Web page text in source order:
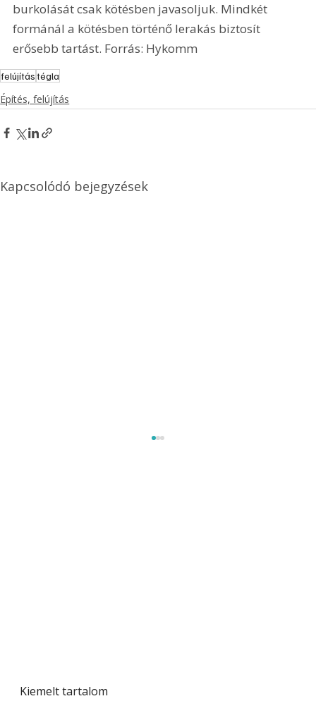
Kiemelt tartalom
burkolását csak kötésben javasoljuk. Mindkét
formánál a kötésben történő lerakás biztosít
erősebb tartást. Forrás: Hykomm
felújítástégla
Építés, felújítás
Kapcsolódó bejegyzések